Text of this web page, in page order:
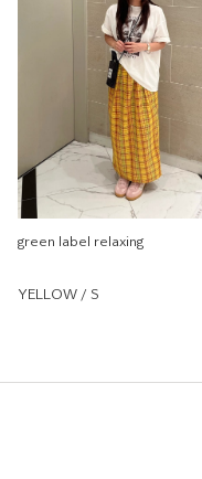
重
無彈性
不透明
green label relaxing
YELLOW / S